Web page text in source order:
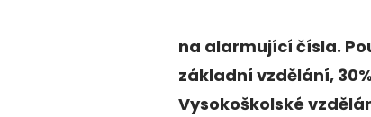
na alarmující čísla.
základní vzdělání,
Vysokoškolské